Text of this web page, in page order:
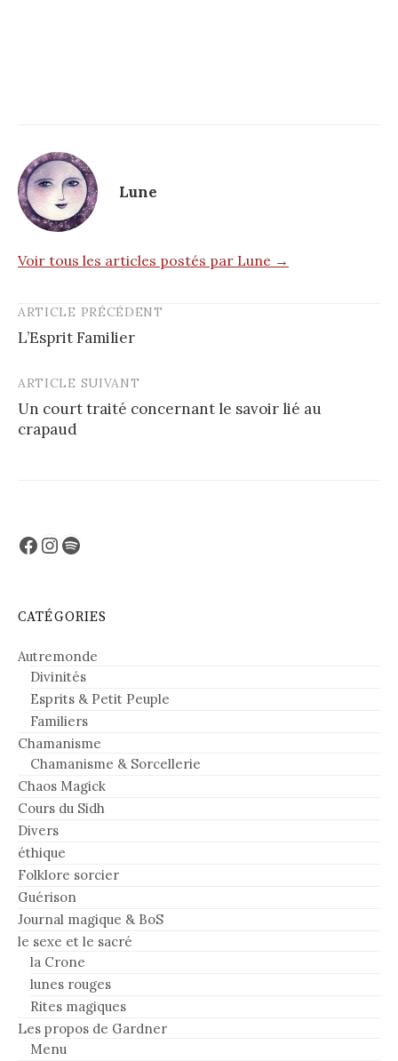
Lune
Voir tous les articles postés par Lune →
Post
navigation
ARTICLE PRÉCÉDENT
L’Esprit Familier
ARTICLE SUIVANT
Un court traité concernant le savoir lié au
crapaud
Facebook
Instagram
Spotify
CATÉGORIES
Autremonde
Divinités
Esprits & Petit Peuple
Familiers
Chamanisme
Chamanisme & Sorcellerie
Chaos Magick
Cours du Sidh
Divers
éthique
Folklore sorcier
Guérison
Journal magique & BoS
le sexe et le sacré
la Crone
lunes rouges
Rites magiques
Les propos de Gardner
Menu